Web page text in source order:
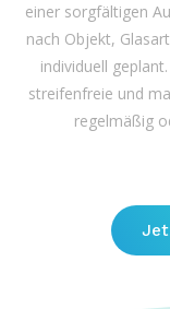
einer sorgfältigen
nach Objekt,
individuell
streifenfreie und
regelmäßig